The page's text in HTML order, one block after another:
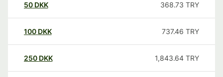
50 DKK 368.73 TRY
100 DKK 737.46 TRY
250 DKK 1,843.64 TRY